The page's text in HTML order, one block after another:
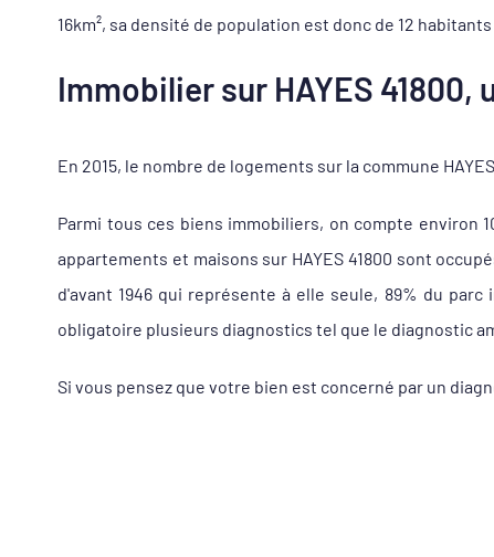
16km², sa densité de population est donc de 12 habitants
Immobilier sur HAYES
En 2015, le nombre de logements sur la commune
Parmi tous ces biens immobiliers, on compte environ
appartements et maisons sur HAYES 41800 sont
d'avant 1946 qui représente à elle seule, 89% du
obligatoire plusieurs diagnostics tel que le diagnostic
Si vous pensez que votre bien est concerné par un